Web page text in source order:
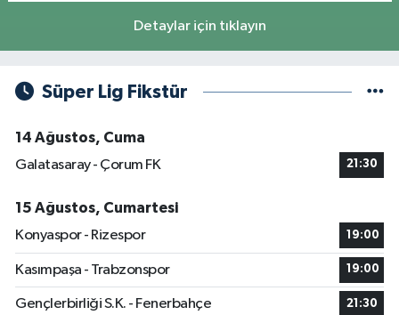
Detaylar için tıklayın
Süper Lig Fikstür
14 Ağustos, Cuma
Galatasaray - Çorum FK
21:30
15 Ağustos, Cumartesi
Konyaspor - Rizespor
19:00
Kasımpaşa - Trabzonspor 19:00
Gençlerbirliği S.K. - Fenerbahçe 21:30